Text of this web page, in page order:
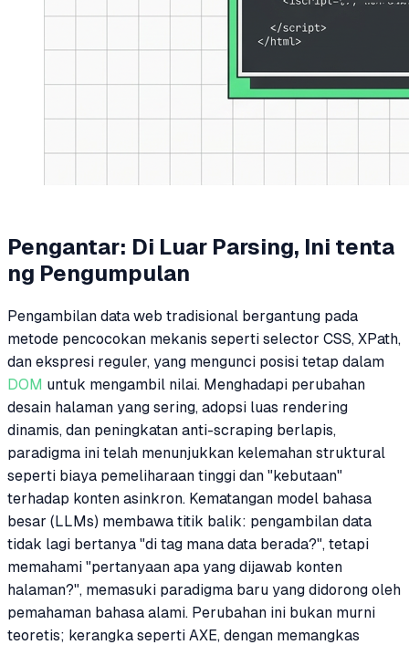
Pengantar: Di Luar Parsing, Ini tenta
ng Pengumpulan
Pengambilan data web tradisional bergantung pada
metode pencocokan mekanis seperti selector CSS, XPath,
dan ekspresi reguler, yang mengunci posisi tetap dalam
DOM untuk mengambil nilai. Menghadapi perubahan
desain halaman yang sering, adopsi luas rendering
dinamis, dan peningkatan anti-scraping berlapis,
paradigma ini telah menunjukkan kelemahan struktural
seperti biaya pemeliharaan tinggi dan "kebutaan"
terhadap konten asinkron. Kematangan model bahasa
besar (LLMs) membawa titik balik: pengambilan data
tidak lagi bertanya "di tag mana data berada?", tetapi
memahami "pertanyaan apa yang dijawab konten
halaman?", memasuki paradigma baru yang didorong oleh
pemahaman bahasa alami. Perubahan ini bukan murni
teoretis; kerangka seperti AXE, dengan memangkas